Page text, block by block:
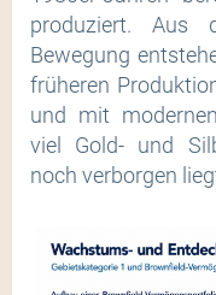
produziert. Aus
Bewegung
früheren
und mit
viel Gold- und
noch verborgen